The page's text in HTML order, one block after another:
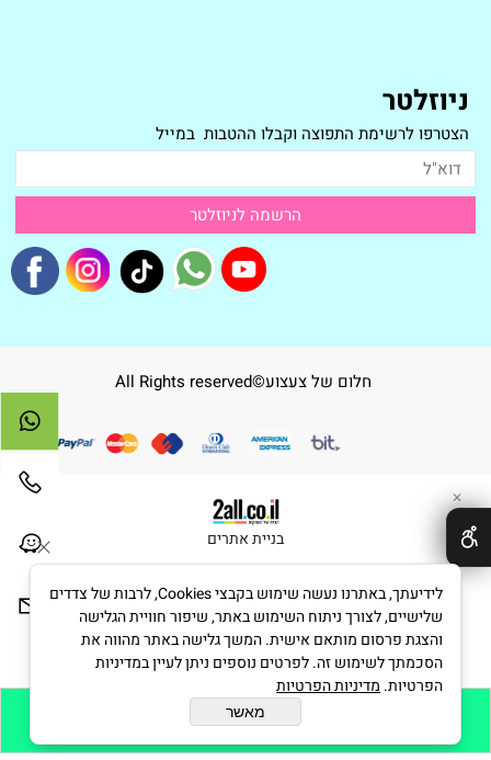
הוסף לסל
ניוזלטר
הצטרפו לרשימת התפוצה וקבלו ההטבות במייל
חלום של צעצוע©All Rights reserved
בניית אתרים
✕
לידיעתך, באתרנו נעשה שימוש בקבצי Cookies, לרבות של צדדים
שלישיים, לצורך ניתוח השימוש באתר, שיפור חוויית הגלישה
והצגת פרסום מותאם אישית. המשך גלישה באתר מהווה את
הסכמתך לשימוש זה. לפרטים נוספים ניתן לעיין במדיניות
הפרטיות. מדיניות הפרטיות
מאשר